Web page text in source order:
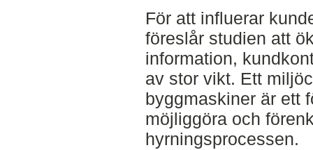
För att influerar
föreslår studien att
information,
av stor vikt. Ett
byggmaskiner är ett
möjliggöra och
hyrningsprocessen.